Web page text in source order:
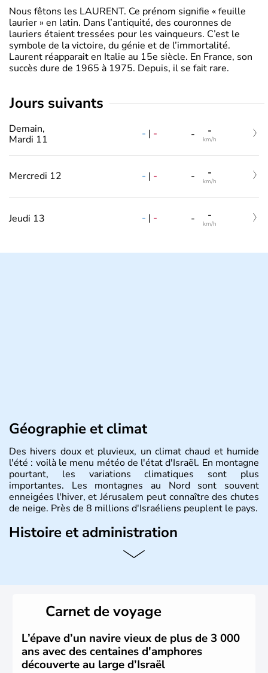
Nous fêtons les LAURENT. Ce prénom signifie « feuille
laurier » en latin. Dans l’antiquité, des couronnes de
lauriers étaient tressées pour les vainqueurs. C’est le
symbole de la victoire, du génie et de l’immortalité.
Laurent réapparait en Italie au 15e siècle. En France, son
succès dure de 1965 à 1975. Depuis, il se fait rare.
jours suivants
Demain,
Mardi 11
- | - - -
km/h
Mercredi 12 - | - - -
km/h
Jeudi 13 - | - - -
km/h
Géographie et climat
Des hivers doux et pluvieux, un climat chaud et humide
l'été : voilà le menu météo de l'état d'Israël. En montagne
pourtant, les variations climatiques sont plus
importantes. Les montagnes au Nord sont souvent
enneigées l'hiver, et Jérusalem peut connaître des chutes
de neige. Près de 8 millions d'Israéliens peuplent le pays.
Histoire et administration
L'Israël est un état de la partie est de la Méditerranée,
vrai essor économique dans le domaine des nouvelles
Carnet de voyage
L’épave d’un navire vieux de plus de 3 000
ans avec des centaines d'amphores
découverte au large d’Israël